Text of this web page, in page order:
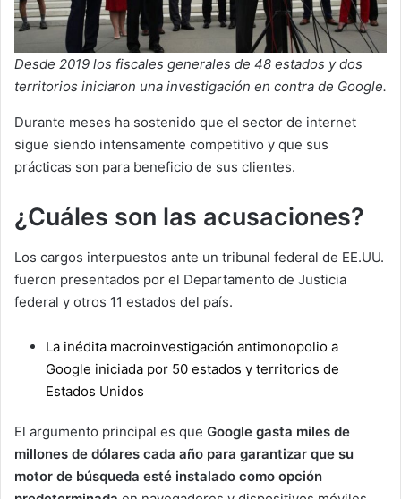
Desde 2019 los fiscales generales de 48 estados y dos
territorios iniciaron una investigación en contra de Google.
Durante meses ha sostenido que el sector de internet
sigue siendo intensamente competitivo y que sus
prácticas son para beneficio de sus clientes.
¿Cuáles son las acusaciones?
Los cargos interpuestos ante un tribunal federal de EE.UU.
fueron presentados por el Departamento de Justicia
federal y otros 11 estados del país.
La inédita macroinvestigación antimonopolio a
Google iniciada por 50 estados y territorios de
Estados Unidos
El argumento principal es que Google gasta miles de
millones de dólares cada año para garantizar que su
motor de búsqueda esté instalado como opción